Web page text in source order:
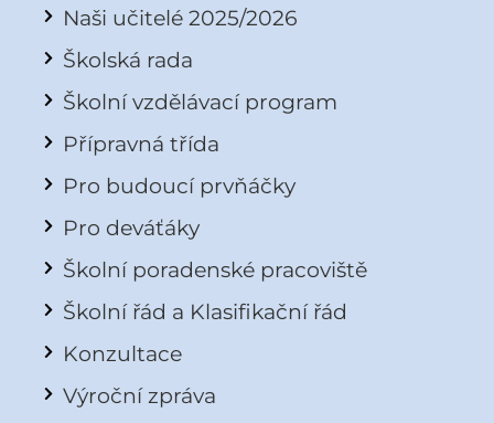
Naši učitelé 2025/2026
Školská rada
Školní vzdělávací program
Přípravná třída
Pro budoucí prvňáčky
Pro deváťáky
Školní poradenské pracoviště
Školní řád a Klasifikační řád
Konzultace
Výroční zpráva